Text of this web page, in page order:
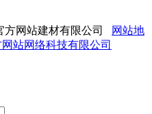
方网站建材有限公司
网站地
站网络科技有限公司